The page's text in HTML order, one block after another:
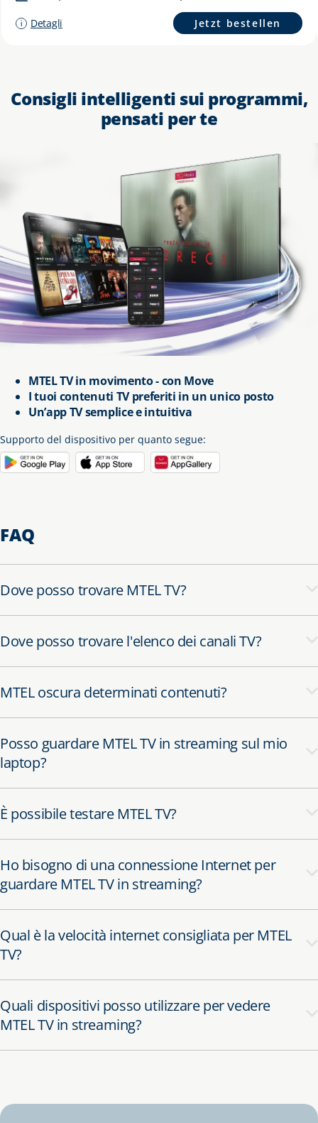
Detagli Jetzt bestellen
Consigli intelligenti sui programmi,
pensati per te
MTEL TV in movimento - con Move
I tuoi contenuti TV preferiti in un unico posto
Un’app TV semplice e intuitiva
Supporto del dispositivo per quanto segue:
FAQ
Dove posso trovare MTEL TV?
Dove posso trovare l'elenco dei canali TV?
MTEL oscura determinati contenuti?
Posso guardare MTEL TV in streaming sul mio
laptop?
È possibile testare MTEL TV?
Ho bisogno di una connessione Internet per
guardare MTEL TV in streaming?
Qual è la velocità internet consigliata per MTEL
TV?
Quali dispositivi posso utilizzare per vedere
MTEL TV in streaming?